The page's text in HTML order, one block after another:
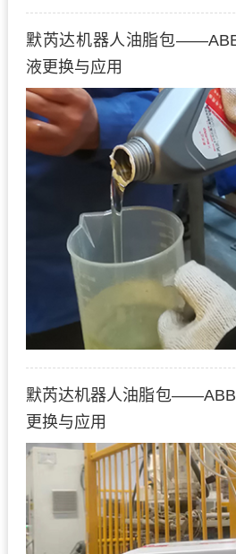
默芮达机器人油脂包
液更换与应用
默芮达机器人油脂包
更换与应用